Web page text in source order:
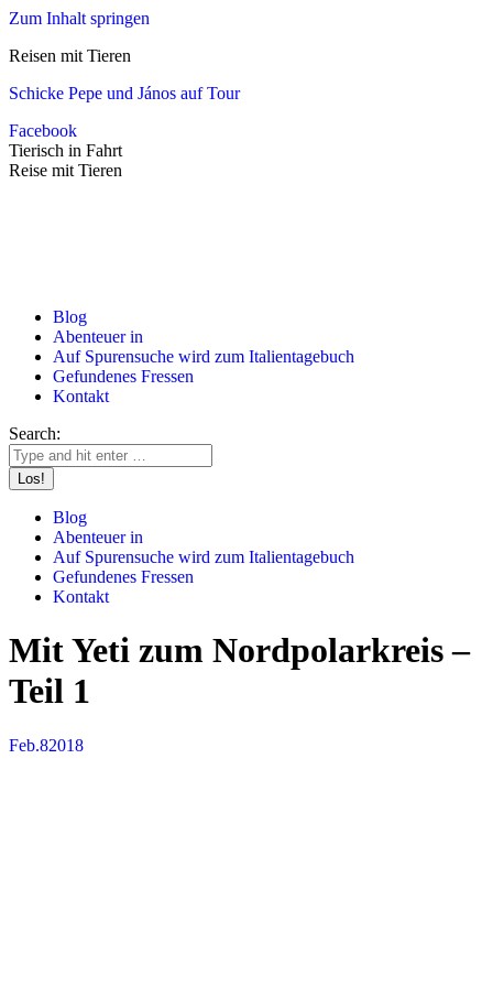
Zum Inhalt springen
Reisen mit Tieren
Schicke Pepe und János auf Tour
Facebook
Tierisch in Fahrt
Reise mit Tieren
Blog
Abenteuer in
Auf Spurensuche wird zum Italientagebuch
Gefundenes Fressen
Kontakt
Search:
Blog
Abenteuer in
Auf Spurensuche wird zum Italientagebuch
Gefundenes Fressen
Kontakt
Mit Yeti zum Nordpolarkreis –
Teil 1
Feb.82018